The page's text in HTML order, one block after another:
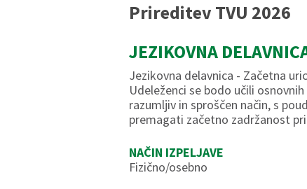
Prireditev TVU 2026
JEZIKOVNA
Jezikovna delavnica - Začetna
Udeleženci se bodo učili
razumljiv in sproščen način, s
premagati začetno zadržanost
NAČIN IZPELJAVE
Fizično/osebno